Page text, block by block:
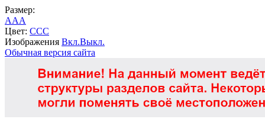
Размер:
AAA
Цвет: CCC
Изображения Вкл.Выкл.
Обычная версия сайта